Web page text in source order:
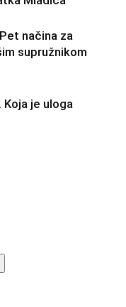
načina za
supružnikom
je uloga